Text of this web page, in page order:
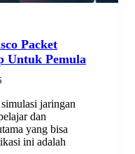
Packet
Untuk Pemula
jaringan
dan
yang bisa
ini adalah